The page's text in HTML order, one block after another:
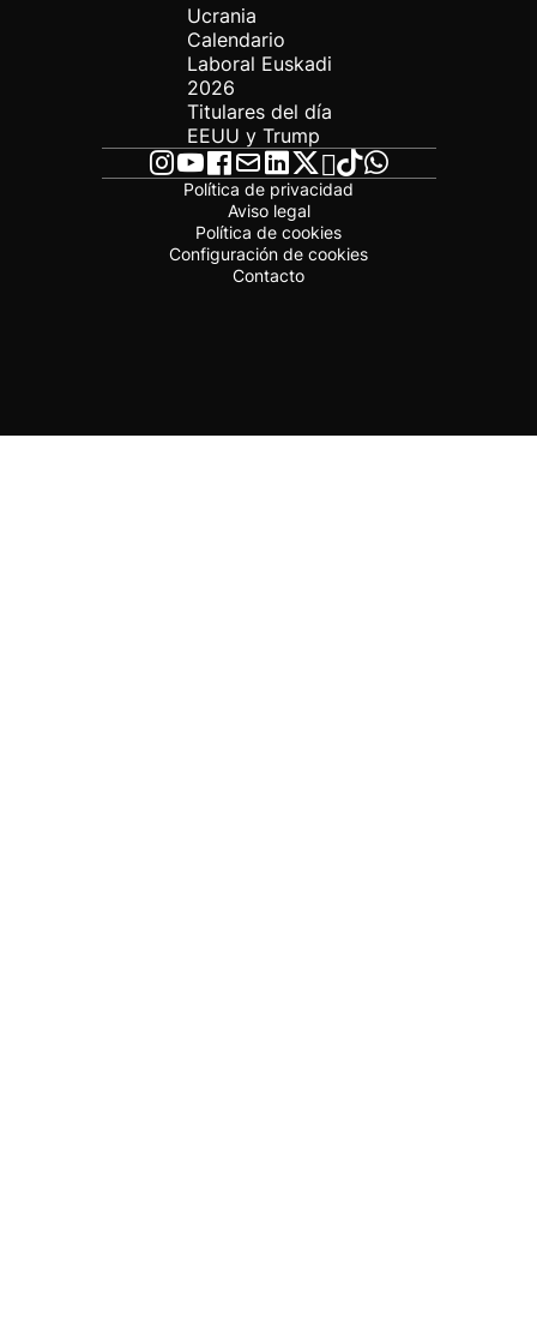
Ucrania
Calendario
Laboral Euskadi
2026
Titulares del día
EEUU y Trump
Política de privacidad
Aviso legal
Política de cookies
Configuración de cookies
Contacto